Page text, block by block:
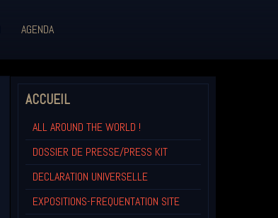
AGENDA
ACCUEIL
ALL AROUND THE WORLD !
DOSSIER DE PRESSE/PRESS KIT
DECLARATION UNIVERSELLE
EXPOSITIONS-FREQUENTATION SITE